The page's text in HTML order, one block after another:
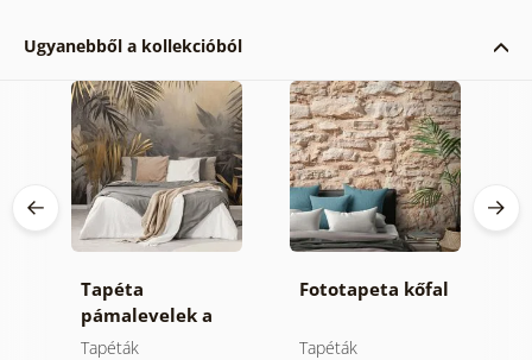
Ugyanebből a kollekcióból
Tapéta
pámalevelek a
dzsungelben
Tapéták
Fototapeta kőfal
Tapéták